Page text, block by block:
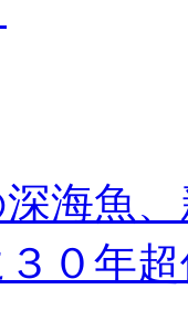
深海魚
０年